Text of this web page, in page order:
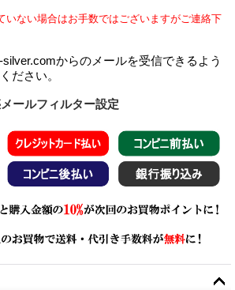
いない場合はお手数ではございますがご連絡下
からのメールを受信できるよう
ださい。
ールフィルター設定